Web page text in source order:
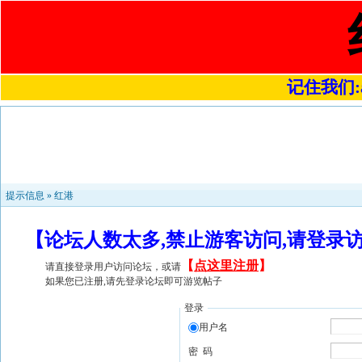
记住我们
提示信息 » 红港
【论坛人数太多,禁止游客访问,请登
请直接登录用户访问论坛，或请 【 点这里注册】
如果您已注册,请先登录论坛即可游览帖子
登录
用户名
密 码